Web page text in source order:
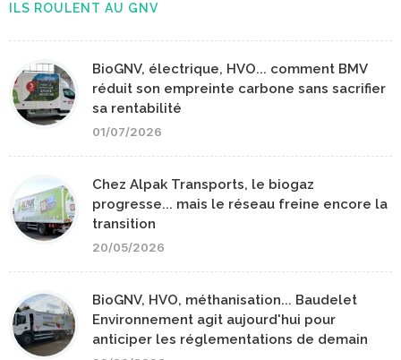
ILS ROULENT AU GNV
BioGNV, électrique, HVO... comment BMV
réduit son empreinte carbone sans sacrifier
sa rentabilité
01/07/2026
Chez Alpak Transports, le biogaz
progresse... mais le réseau freine encore la
transition
20/05/2026
BioGNV, HVO, méthanisation... Baudelet
Environnement agit aujourd'hui pour
anticiper les réglementations de demain